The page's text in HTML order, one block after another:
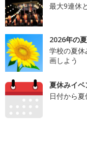
最大9連休
2026年の
学校の夏
画しよう
夏休みイ
日付から